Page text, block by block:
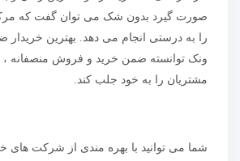
صورت گیرد بدون شک می توان گفت که
را به درستی انجام می دهد. بهترین خریدار
ونک توانسته ضمن خرید و فروش منصفانه ،
مشتریان را به خود جلب کند.
شما می توانید با بهره مندی از شرکت های